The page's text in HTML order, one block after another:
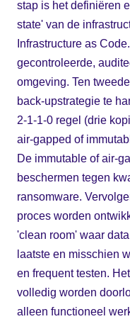
stap is het definiëren
state' van de
Infrastructure as
gecontroleerde,
omgeving. Ten
back-upstrategie te
2-1-1-0 regel (drie
air-gapped of
De immutable of air-
beschermen tegen
ransomware.
proces worden
'clean room' waar
laatste en misschien
en frequent testen.
volledig worden
alleen functioneel